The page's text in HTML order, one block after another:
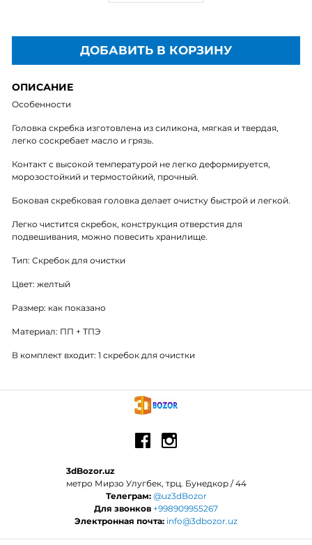
ДОБАВИТЬ В КОРЗИНУ
ОПИСАНИЕ
Особенности
Головка скребка изготовлена из силикона, мягкая и твердая,
легко соскребает масло и грязь.
Контакт с высокой температурой не легко деформируется,
морозостойкий и термостойкий, прочный.
Боковая скребковая головка делает очистку быстрой и легкой.
Легко чистится скребок, конструкция отверстия для
подвешивания, можно повесить хранилище.
Тип: Скребок для очистки
Цвет: желтый
Размер: как показано
Материал: ПП + ТПЭ
В комплект входит: 1 скребок для очистки
3dBozor.uz
метро Мирзо Улугбек, трц. Бунедкор / 44
Телеграм: @uz3dBozor
Для звонков +998909955267
Электронная почта: info@3dbozor.uz